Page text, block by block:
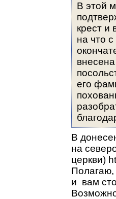
В этой
крест и
на что
его
В
на
церкви)
Полагаю,
и  вам